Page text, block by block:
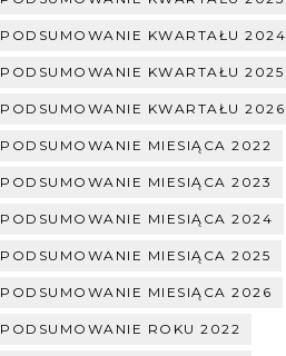
PODSUMOWANIE KWARTAŁU 2024
PODSUMOWANIE KWARTAŁU 2025
PODSUMOWANIE KWARTAŁU 2026
PODSUMOWANIE MIESIĄCA 2022
PODSUMOWANIE MIESIĄCA 2023
PODSUMOWANIE MIESIĄCA 2024
PODSUMOWANIE MIESIĄCA 2025
PODSUMOWANIE MIESIĄCA 2026
PODSUMOWANIE ROKU 2022